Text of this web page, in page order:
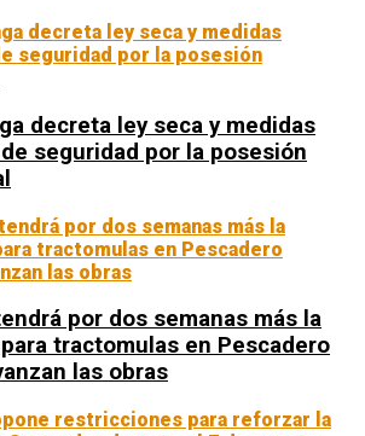
decreta ley seca y medidas
seguridad por la posesión
por dos semanas más la
tractomulas en Pescadero
las obras